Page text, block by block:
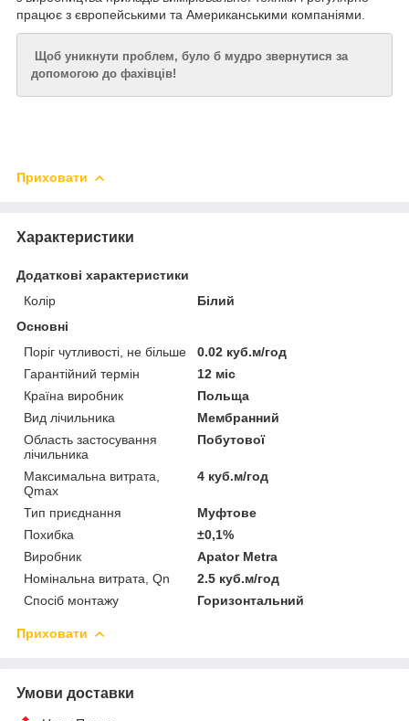
працює з європейськими та Американськими компаніями.
Щоб уникнути проблем, було б мудро звернутися за
допомогою до фахівців!
Приховати
Характеристики
Додаткові характеристики
Колір
Білий
Основні
Поріг чутливості, не більше
0.02 куб.м/год
Гарантійний термін
12 міс
Країна виробник
Польща
Вид лічильника
Мембранний
Область застосування
лічильника
Побутової
Максимальна витрата,
Qmax
4 куб.м/год
Тип приєднання
Муфтове
Похибка
±0,1%
Виробник
Apator Metra
Номінальна витрата, Qn
2.5 куб.м/год
Спосіб монтажу
Горизонтальний
Приховати
Умови доставки